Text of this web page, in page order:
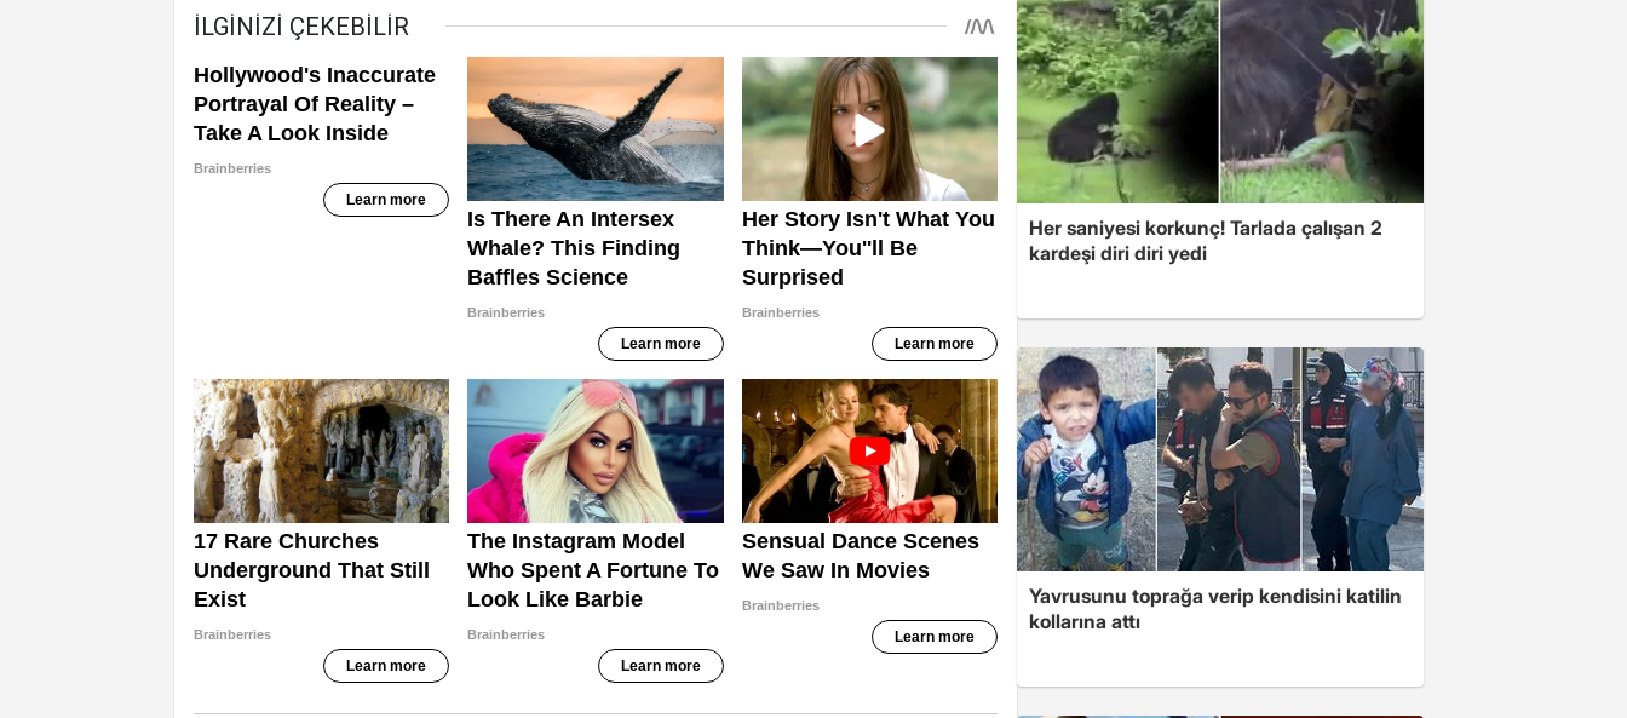
Her saniyesi korkunç! Tarlada çalışan 2
kardeşi diri diri yedi
Yavrusunu toprağa verip kendisini katilin
kollarına attı